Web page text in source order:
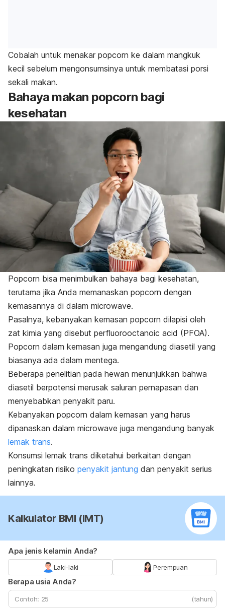
Cobalah untuk menakar popcorn ke dalam mangkuk
kecil sebelum mengonsumsinya untuk membatasi porsi
sekali makan.
Bahaya makan popcorn bagi
kesehatan
Popcorn bisa menimbulkan bahaya bagi kesehatan,
terutama jika Anda memanaskan popcorn dengan
kemasannya di dalam microwave.
Pasalnya, kebanyakan kemasan popcorn dilapisi oleh
zat kimia yang disebut perfluorooctanoic acid (PFOA).
Popcorn dalam kemasan juga mengandung diasetil yang
biasanya ada dalam mentega.
Beberapa penelitian pada hewan menunjukkan bahwa
diasetil berpotensi merusak saluran pernapasan dan
menyebabkan penyakit paru.
Kebanyakan popcorn dalam kemasan yang harus
dipanaskan dalam microwave juga mengandung banyak
lemak trans.
Konsumsi lemak trans diketahui berkaitan dengan
peningkatan risiko penyakit jantung dan penyakit serius
lainnya.
Kalkulator BMI (IMT)
Apa jenis kelamin Anda?
Laki-laki Perempuan
Berapa usia Anda?
(tahun)